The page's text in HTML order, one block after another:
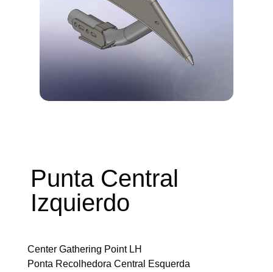
Punta Central
Izquierdo
Center Gathering Point LH
Ponta Recolhedora Central Esquerda